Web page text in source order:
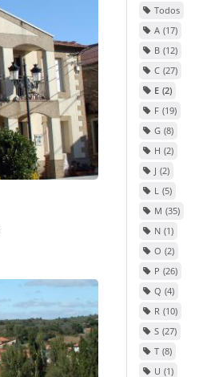
Todos
A 17
B 12
C 27
E 2
F 19
G 8
H 2
J 2
L 5
M 35
N 1
O 2
P 26
Q 4
R 10
S 27
T 8
U 1